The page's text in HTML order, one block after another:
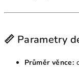
📏 Parametry
Průměr věnce: